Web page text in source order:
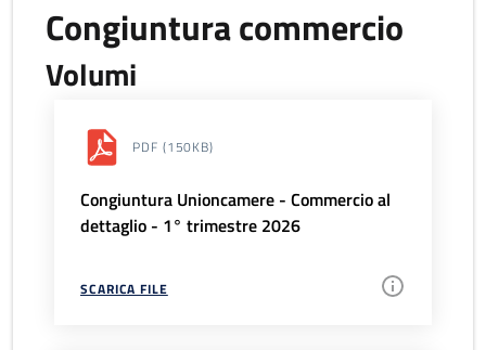
Congiuntura commercio
Volumi
PDF (150KB)
Congiuntura Unioncamere - Commercio al
dettaglio - 1° trimestre 2026
SCARICA FILE